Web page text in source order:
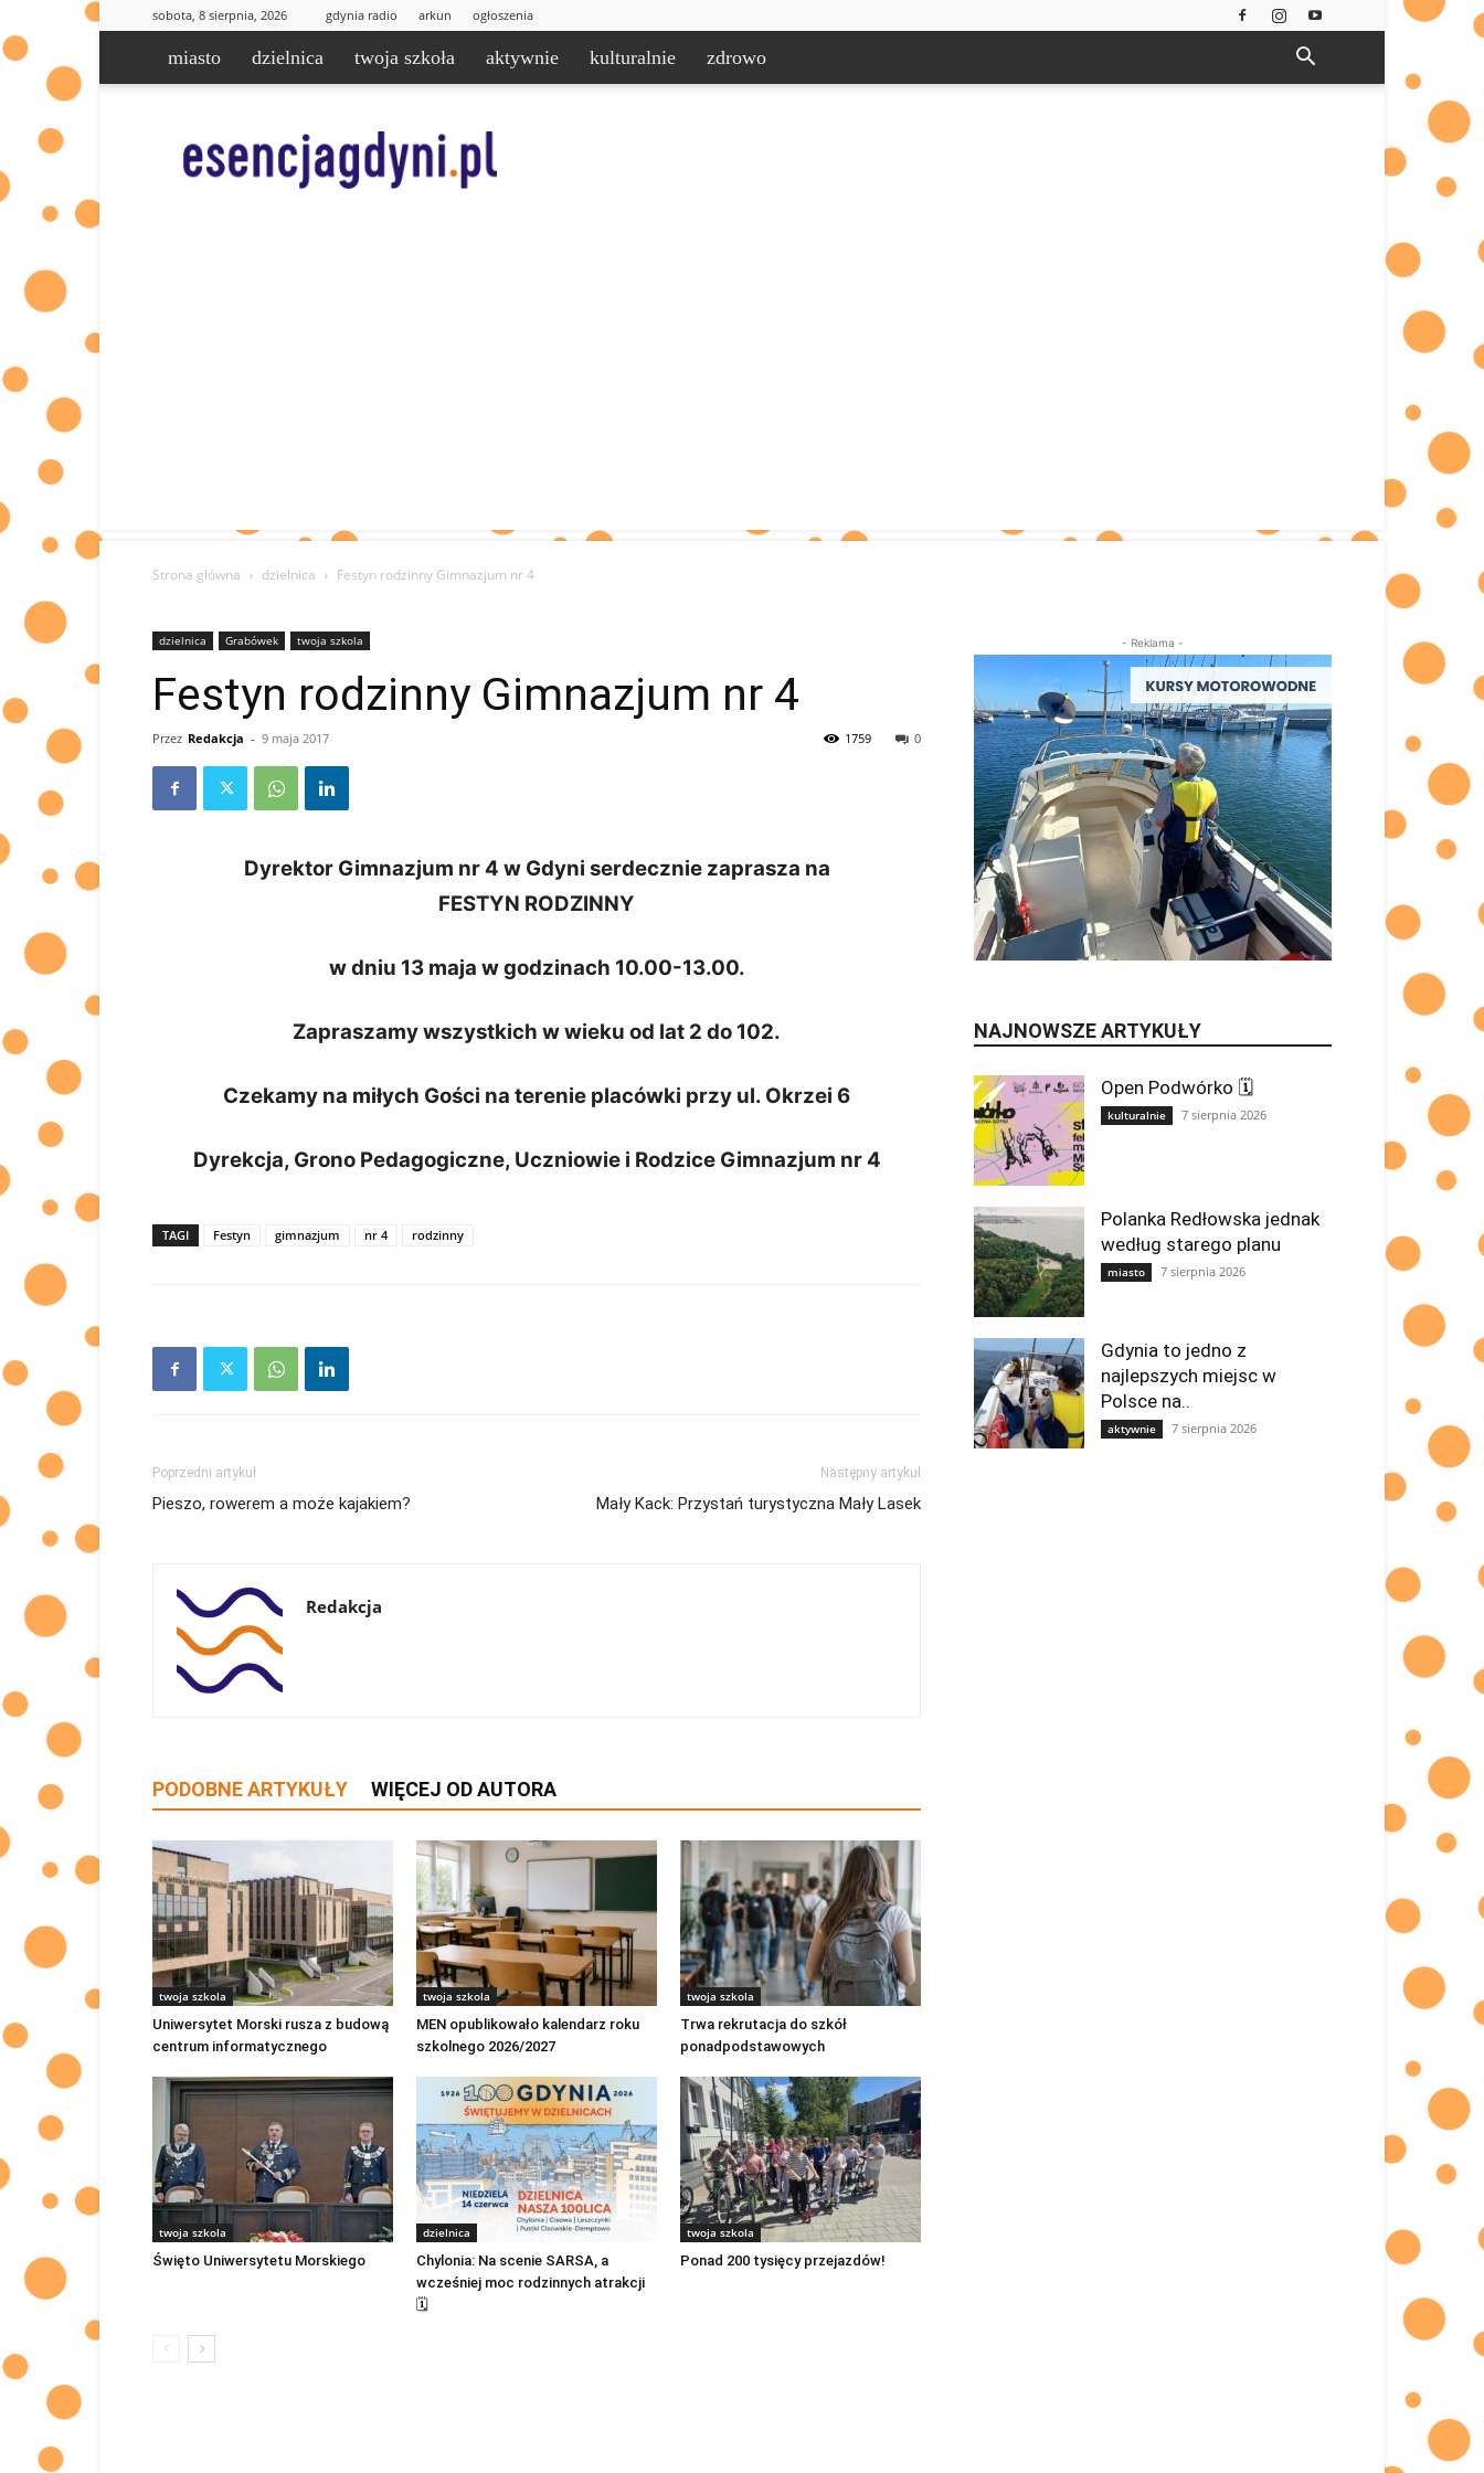
sobota, 8 sierpnia, 2026 gdynia radio arkun ogłoszenia
miasto dzielnica twoja szkoła aktywnie kulturalnie zdrowo
|
informacje
Strona główna dzielnica Festyn rodzinny Gimnazjum nr 4
dzielnica Grabówek twoja szkola
Festyn rodzinny Gimnazjum nr 4
Przez Redakcja - 9 maja 2017 0
1759
Dyrektor Gimnazjum nr 4 w Gdyni serdecznie zaprasza na
FESTYN RODZINNY
w dniu 13 maja w godzinach 10.00-13.00.
Zapraszamy wszystkich w wieku od lat 2 do 102.
Czekamy na miłych Gości na terenie placówki przy ul. Okrzei 6
Dyrekcja, Grono Pedagogiczne, Uczniowie i Rodzice Gimnazjum nr 4
TAGI Festyn gimnazjum nr 4 rodzinny
Poprzedni artykuł
Pieszo, rowerem a może kajakiem?
Następny artykuł
Mały Kack: Przystań turystyczna Mały Lasek
Redakcja
PODOBNE ARTYKUŁY WIĘCEJ OD AUTORA
twoja szkola
Uniwersytet Morski rusza z budową
centrum informatycznego
twoja szkola
MEN opublikowało kalendarz roku
szkolnego 2026/2027
twoja szkola
Trwa rekrutacja do szkół
ponadpodstawowych
twoja szkola
Święto Uniwersytetu Morskiego
dzielnica
Chylonia: Na scenie SARSA, a
wcześniej moc rodzinnych atrakcji
🗓
twoja szkola
Ponad 200 tysięcy przejazdów!
- Reklama -
NAJNOWSZE ARTYKUŁY
Open Podwórko 🗓
kulturalnie 7 sierpnia 2026
Polanka Redłowska jednak
według starego planu
miasto 7 sierpnia 2026
Gdynia to jedno z
najlepszych miejsc w
Polsce na..
aktywnie 7 sierpnia 2026